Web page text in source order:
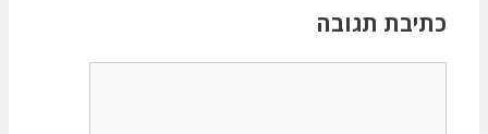
כתיבת תגובה